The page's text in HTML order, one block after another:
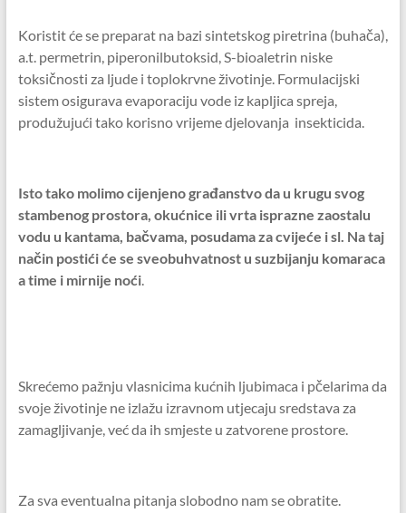
Koristit će se preparat na bazi sintetskog piretrina (buhača),
a.t. permetrin, piperonilbutoksid, S-bioaletrin niske
toksičnosti za ljude i toplokrvne životinje. Formulacijski
sistem osigurava evaporaciju vode iz kapljica spreja,
produžujući tako korisno vrijeme djelovanja insekticida.
Isto tako molimo cijenjeno građanstvo da u krugu svog
stambenog prostora, okućnice ili vrta isprazne zaostalu
vodu u kantama, bačvama, posudama za cvijeće i sl. Na taj
način postići će se sveobuhvatnost u suzbijanju komaraca
a time i mirnije noći.
Skrećemo pažnju vlasnicima kućnih ljubimaca i pčelarima da
svoje životinje ne izlažu izravnom utjecaju sredstava za
zamagljivanje, već da ih smjeste u zatvorene prostore.
Za sva eventualna pitanja slobodno nam se obratite.